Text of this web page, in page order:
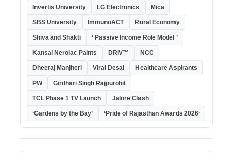
Invertis University LG Electronics Mica
SBS University ImmunoACT Rural Economy
Shiva and Shakti ‘ Passive Income Role Model ’
Kansai Nerolac Paints DRiV™ NCC
Dheeraj Manjheri Viral Desai Healthcare Aspirants
PW Girdhari Singh Rajpurohit
TCL Phase 1 TV Launch Jalore Clash
‘Gardens by the Bay’ ‘Pride of Rajasthan Awards 2026‘